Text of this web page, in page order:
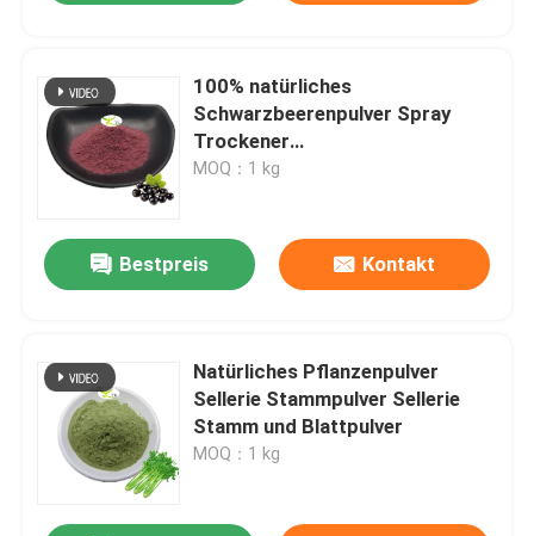
100% natürliches
Schwarzbeerenpulver Spray
Trockener
Schwarzbeerensaftpulver
MOQ：1 kg
Bestpreis Kontakt
Natürliches Pflanzenpulver
Sellerie Stammpulver Sellerie
Stamm und Blattpulver
MOQ：1 kg